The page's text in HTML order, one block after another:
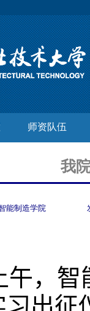
师资队伍
我
能制造学院
午， 智